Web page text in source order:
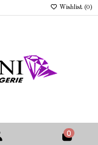
Wishlist (0 )
0